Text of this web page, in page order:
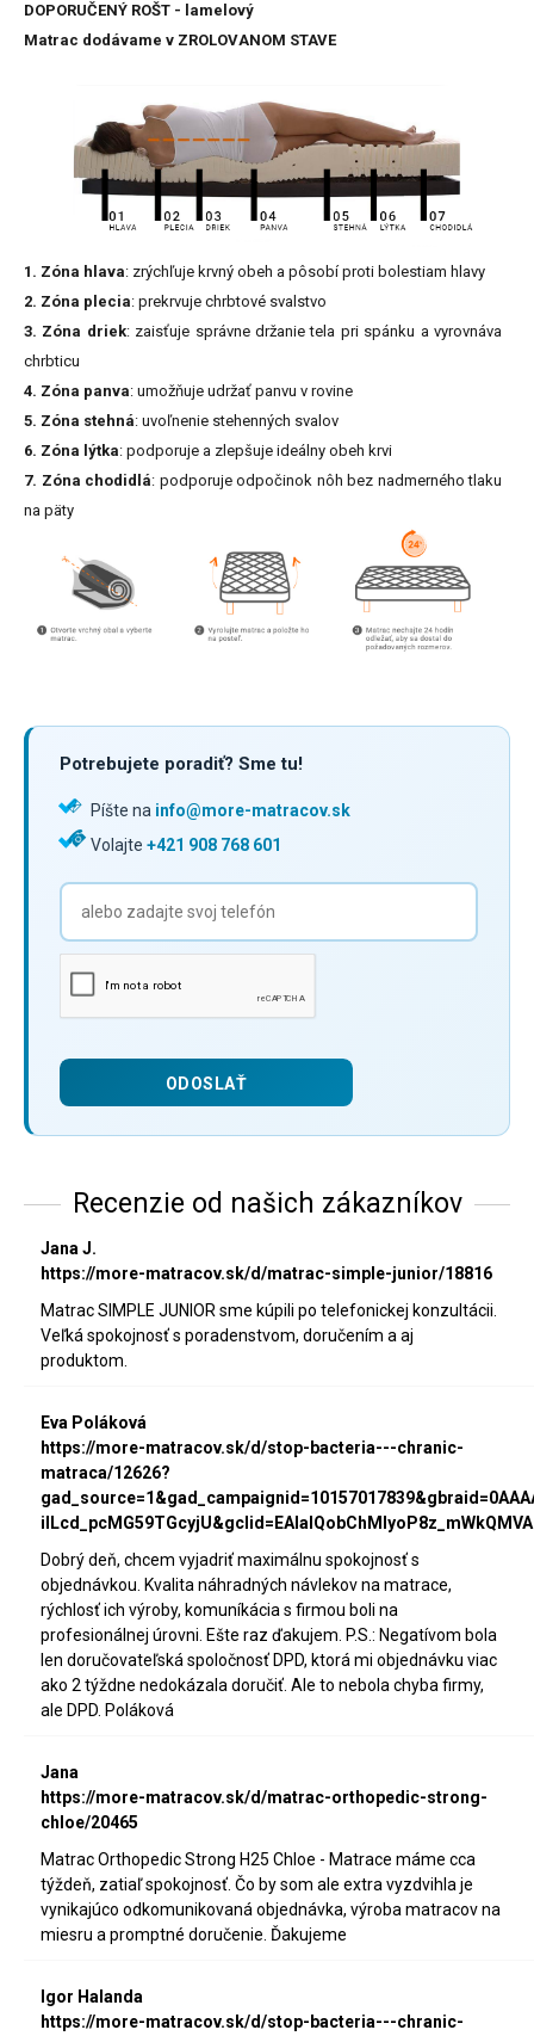
DOPORUČENÝ ROŠT - lamelový
Matrac dodávame v ZROLOVANOM STAVE
1. Zóna hlava: zrýchľuje krvný obeh a pôsobí proti bolestiam hlavy
2. Zóna plecia: prekrvuje chrbtové svalstvo
3. Zóna driek: zaisťuje správne držanie tela pri spánku a vyrovnáva
chrbticu
4. Zóna panva: umožňuje udržať panvu v rovine
5. Zóna stehná: uvoľnenie stehenných svalov
6. Zóna lýtka: podporuje a zlepšuje ideálny obeh krvi
7. Zóna chodidlá: podporuje odpočinok nôh bez nadmerného tlaku
na päty
Potrebujete poradiť? Sme tu!
Píšte na info@more-matracov.sk
Volajte +421 908 768 601
Recenzie od našich zákazníkov
Jana J.
https://more-matracov.sk/d/matrac-simple-junior/18816
Matrac SIMPLE JUNIOR sme kúpili po telefonickej konzultácii.
Veľká spokojnosť s poradenstvom, doručením a aj
produktom.
Eva Poláková
https://more-matracov.sk/d/stop-bacteria---chranic-
matraca/12626?
Dobrý deň, chcem vyjadriť maximálnu spokojnosť s
objednávkou. Kvalita náhradných návlekov na matrace,
rýchlosť ich výroby, komuníkácia s firmou boli na
profesionálnej úrovni. Ešte raz ďakujem. P.S.: Negatívom bola
len doručovateľská spoločnosť DPD, ktorá mi objednávku viac
ako 2 týždne nedokázala doručiť. Ale to nebola chyba firmy,
ale DPD. Poláková
Jana
https://more-matracov.sk/d/matrac-orthopedic-strong-
chloe/20465
Matrac Orthopedic Strong H25 Chloe - Matrace máme cca
týždeň, zatiaľ spokojnosť. Čo by som ale extra vyzdvihla je
vynikajúco odkomunikovaná objednávka, výroba matracov na
miesru a promptné doručenie. Ďakujeme
Igor Halanda
https://more-matracov.sk/d/stop-bacteria---chranic-